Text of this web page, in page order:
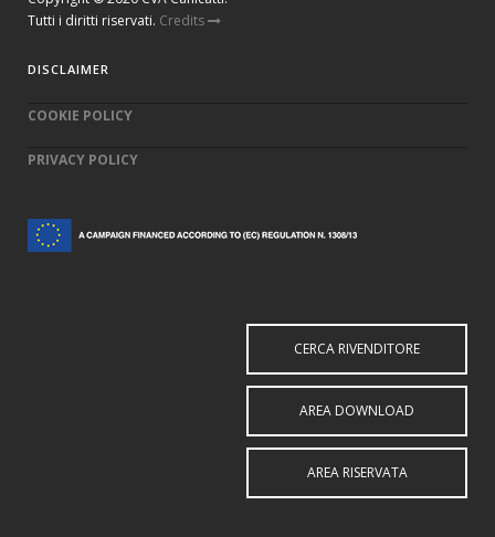
Tutti i diritti riservati. Credits
DISCLAIMER
COOKIE POLICY
PRIVACY POLICY
CERCA RIVENDITORE
AREA DOWNLOAD
AREA RISERVATA